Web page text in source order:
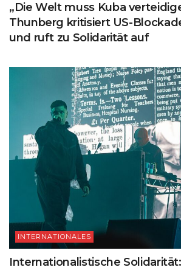
„Die Welt muss Kuba
Thunberg kritisiert US-
und ruft zu Solidarität auf
INTERNATIONALES
Internationalistische